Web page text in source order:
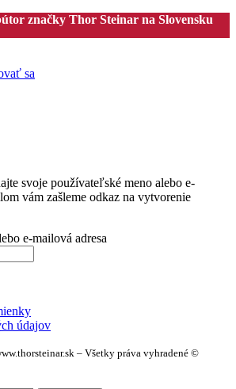
značky Thor Steinar na Slovensku
sa
svoje používateľské meno alebo e-
vám zašleme odkaz na vytvorenie
e-mailová adresa
údajov
– Všetky práva vyhradené ©